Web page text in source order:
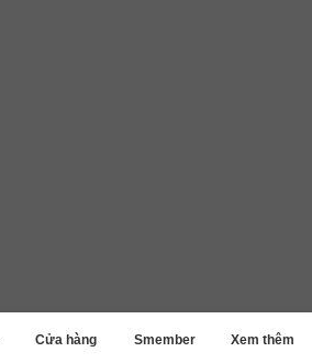
Cửa hàng Smember Xem thêm